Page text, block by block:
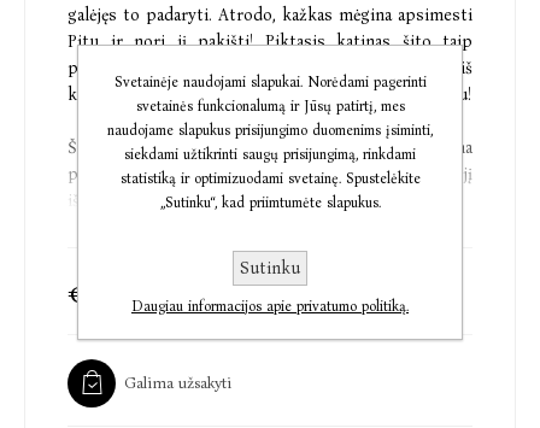
galėjęs to padaryti. Atrodo, kažkas mėgina apsimesti
Pitu ir nori jį pakišti! Piktasis katinas šito taip
paprastai nepaliks – laikas dar kartelį ištrūkti iš
kalėjimo ir suvesti sąskaitas su naujuoju nusikaltėliu!
Šunėnui teks trigubai daugiau darbo. Kai miestą ima
pulti blogiukai ir visokio plauko niekšeliai, jį
išgelbėti gali tik geriausias iš geriausių!
Dav Pilkey (Deivas Pilkis) – amerikiečių rašytojas,
iliustruotojas, komiksų vaikams kūrėjas. Vaikystėje
jis kentėjo nuo aktyvumo ir dėmesio sutrikimo bei
mokytojai dažnai liepdavo jam sėdėti už klasės durų.
Būtent ten jis pradėjo kurti komiksų serijas
„Kapitonas Bekelnis“ ir „Šunėnas“, ir šios jam pelnė
€9,76 €11,90
Galima užsakyti
Svetainėje naudojami slapukai. Norėdami pagerinti
svetainės funkcionalumą ir Jūsų patirtį, mes
naudojame slapukus prisijungimo duomenims įsiminti,
siekdami užtikrinti saugų prisijungimą, rinkdami
statistiką ir optimizuodami svetainę. Spustelėkite
„Sutinku“, kad priimtumėte slapukus.
Sutinku
Daugiau informacijos apie privatumo politiką.